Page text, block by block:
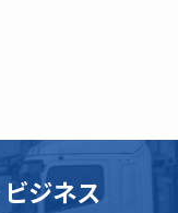
ジネス